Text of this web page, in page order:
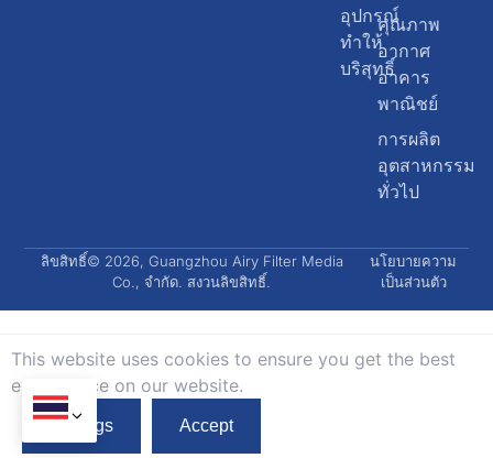
อุปกรณ์
ทำให้
บริสุทธิ์
คุณภาพ
อากาศ
อาคาร
พาณิชย์
การผลิต
อุตสาหกรรม
ทั่วไป
ลิขสิทธิ์© 2026, Guangzhou Airy Filter Media
Co., จำกัด. สงวนลิขสิทธิ์.
นโยบายความ
เป็นส่วนตัว
This website uses cookies to ensure you get the best
exprerience on our website.